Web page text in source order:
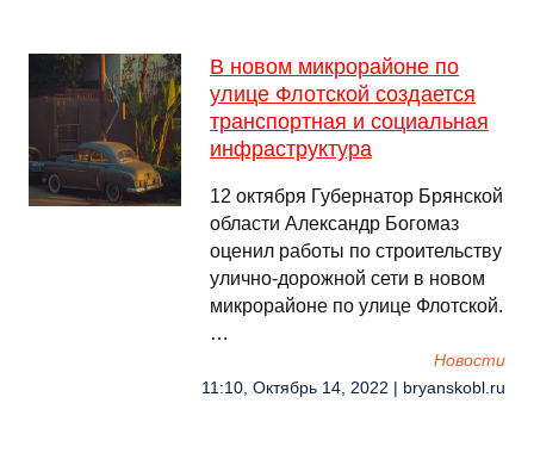
В новом микрорайоне по
улице Флотской создается
транспортная и социальная
инфраструктура
12 октября Губернатор Брянской
области Александр Богомаз
оценил работы по строительству
улично-дорожной сети в новом
микрорайоне по улице Флотской.
…
Новости
11:10, Октябрь 14, 2022 | bryanskobl.ru